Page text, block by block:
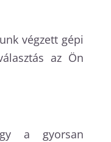
végzett gépi
az Ön
a gyorsan